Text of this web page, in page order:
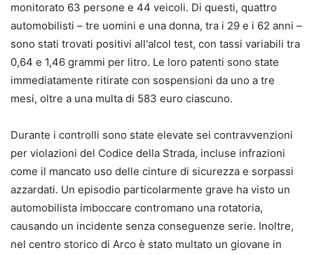
monitorato 63 persone e 44 veicoli. Di questi, quattro
automobilisti – tre uomini e una donna, tra i 29 e i 62 anni –
sono stati trovati positivi all'alcol test, con tassi variabili tra
0,64 e 1,46 grammi per litro. Le loro patenti sono state
immediatamente ritirate con sospensioni da uno a tre
mesi, oltre a una multa di 583 euro ciascuno.
Durante i controlli sono state elevate sei contravvenzioni
per violazioni del Codice della Strada, incluse infrazioni
come il mancato uso delle cinture di sicurezza e sorpassi
azzardati. Un episodio particolarmente grave ha visto un
automobilista imboccare contromano una rotatoria,
causando un incidente senza conseguenze serie. Inoltre,
nel centro storico di Arco è stato multato un giovane in